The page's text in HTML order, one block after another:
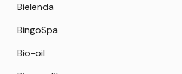
Bielenda
BingoSpa
Bio-oil